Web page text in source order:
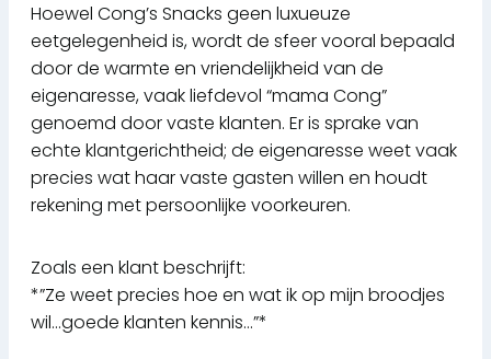
Hoewel Cong’s Snacks geen luxueuze
eetgelegenheid is, wordt de sfeer vooral bepaald
door de warmte en vriendelijkheid van de
eigenaresse, vaak liefdevol “mama Cong”
genoemd door vaste klanten. Er is sprake van
echte klantgerichtheid; de eigenaresse weet vaak
precies wat haar vaste gasten willen en houdt
rekening met persoonlijke voorkeuren.
Zoals een klant beschrijft:
*”Ze weet precies hoe en wat ik op mijn broodjes
wil…goede klanten kennis…”*